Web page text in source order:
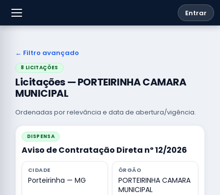
Entrar
← Filtro avançado
8 LICITAÇÕES
Licitações — PORTEIRINHA CAMARA
MUNICIPAL
Ordenadas por relevância e data de abertura/vigência.
DISPENSA
Aviso de Contratação Direta nº 12/2026
CIDADE
Porteirinha — MG
ÓRGÃO
PORTEIRINHA CAMARA
MUNICIPAL